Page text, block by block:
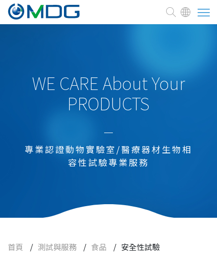
細胞治療、藥品
安全性試驗
WE CARE About Your
PRODUCTS
專業認證動物實驗室/醫療器材生物相
容性試驗專業服務
首頁 / 測試與服務 / 食品 / 安全性試驗